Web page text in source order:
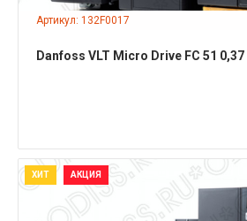
Артикул: 132F0017
Danfoss VLT Micro Drive FC 51
ХИТ АКЦИЯ